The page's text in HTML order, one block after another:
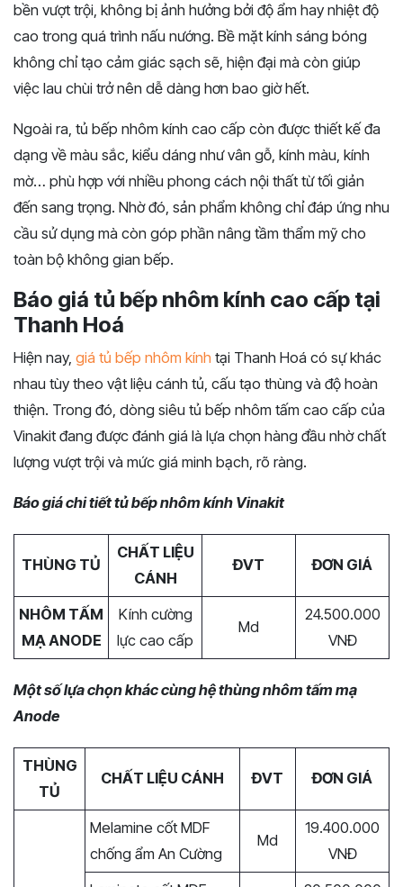
bền vượt trội, không bị ảnh hưởng bởi độ ẩm hay nhiệt độ
cao trong quá trình nấu nướng. Bề mặt kính sáng bóng
không chỉ tạo cảm giác sạch sẽ, hiện đại mà còn giúp
việc lau chùi trở nên dễ dàng hơn bao giờ hết.
Ngoài ra, tủ bếp nhôm kính cao cấp còn được thiết kế đa
dạng về màu sắc, kiểu dáng như vân gỗ, kính màu, kính
mờ… phù hợp với nhiều phong cách nội thất từ tối giản
đến sang trọng. Nhờ đó, sản phẩm không chỉ đáp ứng nhu
cầu sử dụng mà còn góp phần nâng tầm thẩm mỹ cho
toàn bộ không gian bếp.
Báo giá tủ bếp nhôm kính cao cấp tại
Thanh Hoá
Hiện nay, giá tủ bếp nhôm kính tại Thanh Hoá có sự khác
nhau tùy theo vật liệu cánh tủ, cấu tạo thùng và độ hoàn
thiện. Trong đó, dòng siêu tủ bếp nhôm tấm cao cấp của
Vinakit đang được đánh giá là lựa chọn hàng đầu nhờ chất
lượng vượt trội và mức giá minh bạch, rõ ràng.
Báo giá chi tiết tủ bếp nhôm kính Vinakit
THÙNG TỦ
CHẤT LIỆU
CÁNH
ĐVT ĐƠN GIÁ
NHÔM TẤM
MẠ ANODE
Kính cường
lực cao cấp
Md
24.500.000
VNĐ
Một số lựa chọn khác cùng hệ thùng nhôm tấm mạ
Anode
THÙNG
TỦ
CHẤT LIỆU CÁNH ĐVT ĐƠN GIÁ
Melamine cốt MDF
chống ẩm An Cường
Md
19.400.000
VNĐ